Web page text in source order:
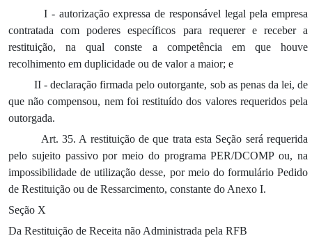
I - autorização expressa de responsável legal pela empresa
contratada com poderes específicos para requerer e receber a
restituição, na qual conste a competência em que houve
recolhimento em duplicidade ou de valor a maior; e
II - declaração firmada pelo outorgante, sob as penas da lei, de
que não compensou, nem foi restituído dos valores requeridos pela
outorgada.
Art. 35. A restituição de que trata esta Seção será requerida
pelo sujeito passivo por meio do programa PER/DCOMP ou, na
impossibilidade de utilização desse, por meio do formulário Pedido
de Restituição ou de Ressarcimento, constante do Anexo I.
Seção X
Da Restituição de Receita não Administrada pela RFB